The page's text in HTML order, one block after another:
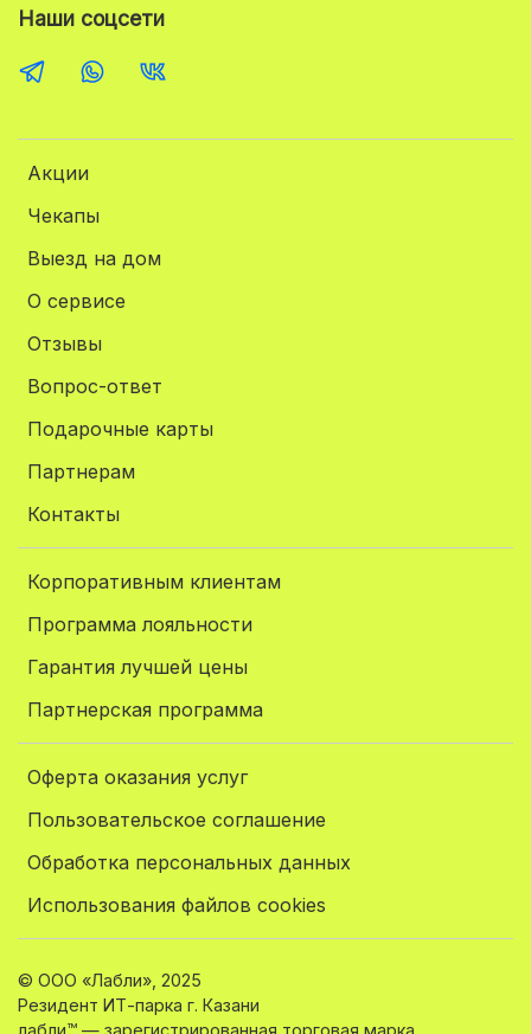
Акции
Чекапы
Выезд на дом
О сервисе
Отзывы
Вопрос-ответ
Подарочные карты
Партнерам
Контакты
Корпоративным клиентам
Программа лояльности
Гарантия лучшей цены
Партнерская программа
Оферта оказания услуг
Пользовательское соглашение
Обработка персональных данных
Использования файлов cookies
Наши соцсети
© ООО «Лабли», 2025
Резидент ИТ-парка г. Казани